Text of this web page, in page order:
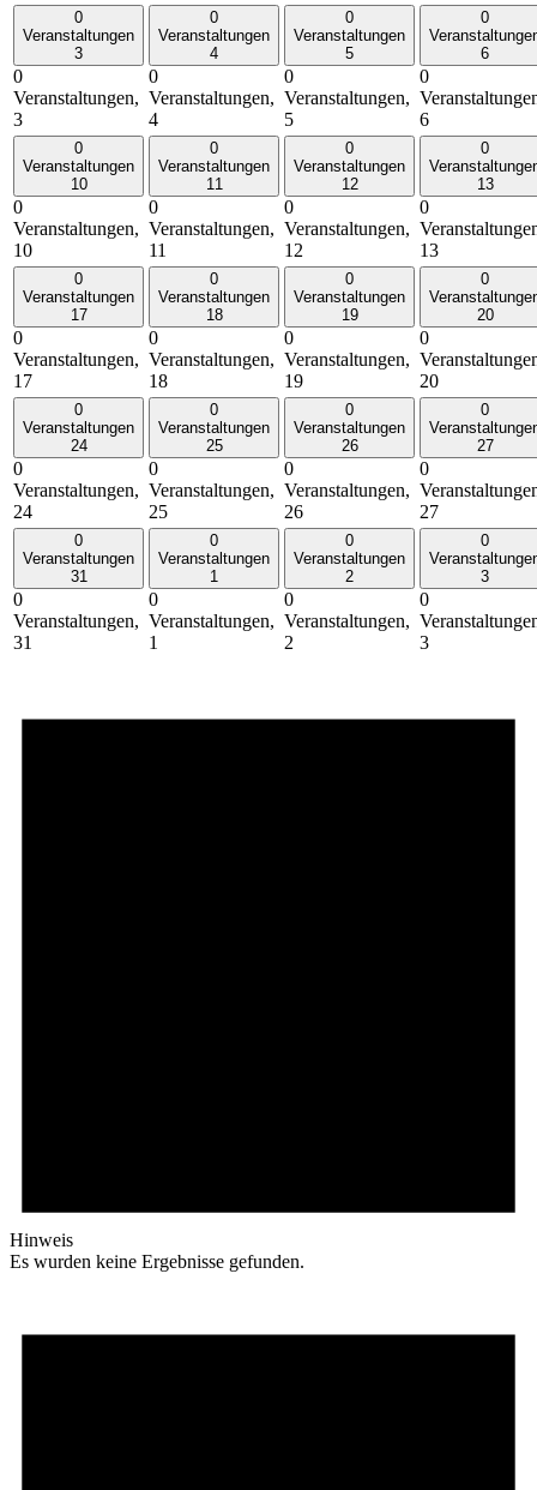
0
Veranstaltungen
3
0
Veranstaltungen,
3
0
Veranstaltungen
4
0
Veranstaltungen,
4
0
Veranstaltungen
5
0
Veranstaltungen,
5
0
6
0
6
0
Veranstaltungen
10
0
Veranstaltungen,
10
0
Veranstaltungen
11
0
Veranstaltungen,
11
0
Veranstaltungen
12
0
Veranstaltungen,
12
0
13
0
13
0
Veranstaltungen
17
0
Veranstaltungen,
17
0
Veranstaltungen
18
0
Veranstaltungen,
18
0
Veranstaltungen
19
0
Veranstaltungen,
19
0
20
0
20
0
Veranstaltungen
24
0
Veranstaltungen,
24
0
Veranstaltungen
25
0
Veranstaltungen,
25
0
Veranstaltungen
26
0
Veranstaltungen,
26
0
27
0
27
0
Veranstaltungen
31
0
Veranstaltungen,
31
0
Veranstaltungen
1
0
Veranstaltungen,
1
0
Veranstaltungen
2
0
Veranstaltungen,
2
0
3
0
3
Hinweis
Es wurden keine Ergebnisse gefunden.